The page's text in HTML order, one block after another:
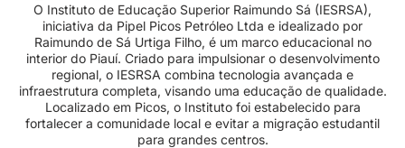
O Instituto de Educação Superior Raimundo Sá (IESRSA),
iniciativa da Pipel Picos Petróleo Ltda e idealizado por
Raimundo de Sá Urtiga Filho, é um marco educacional no
interior do Piauí. Criado para impulsionar o desenvolvimento
regional, o IESRSA combina tecnologia avançada e
infraestrutura completa, visando uma educação de qualidade.
Localizado em Picos, o Instituto foi estabelecido para
fortalecer a comunidade local e evitar a migração estudantil
para grandes centros.